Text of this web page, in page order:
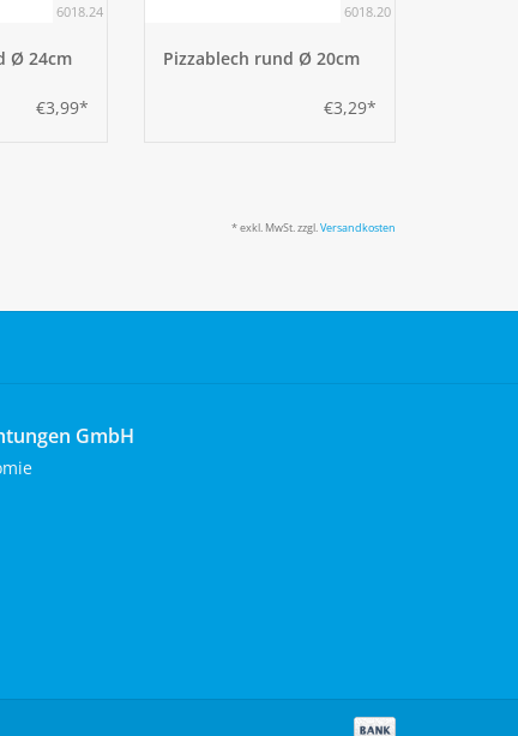
6018.24
Ø 24cm
€3,99*
6018.20
Pizzablech rund Ø 20cm
€3,29*
* exkl. MwSt. zzgl. Versandkosten
GmbH